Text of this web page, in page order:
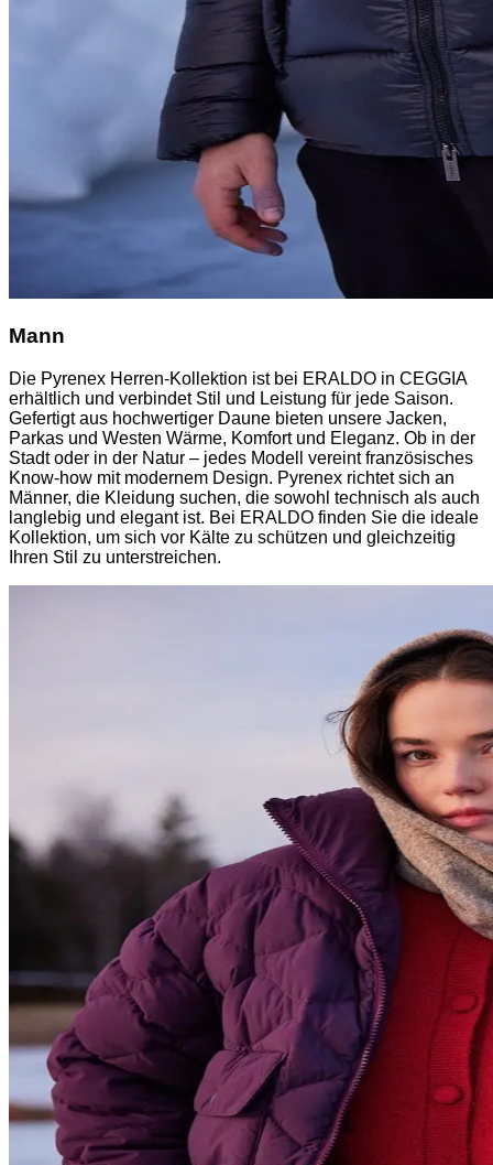
Mann
Die Pyrenex Herren-Kollektion ist bei ERALDO in CEGGIA
erhältlich und verbindet Stil und Leistung für jede Saison.
Gefertigt aus hochwertiger Daune bieten unsere Jacken,
Parkas und Westen Wärme, Komfort und Eleganz. Ob in der
Stadt oder in der Natur – jedes Modell vereint französisches
Know-how mit modernem Design. Pyrenex richtet sich an
Männer, die Kleidung suchen, die sowohl technisch als auch
langlebig und elegant ist. Bei ERALDO finden Sie die ideale
Kollektion, um sich vor Kälte zu schützen und gleichzeitig
Ihren Stil zu unterstreichen.